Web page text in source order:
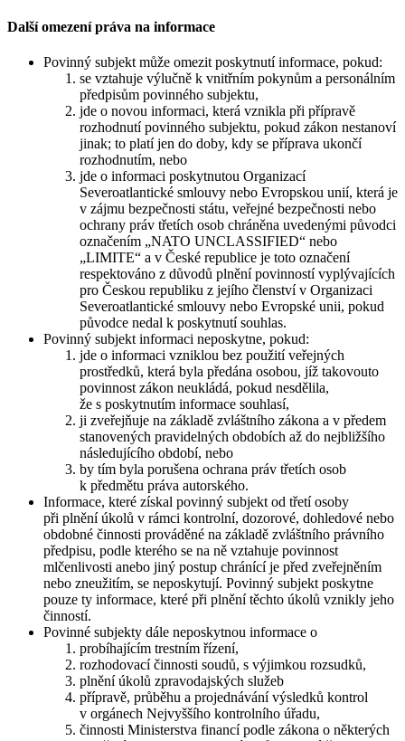
Další omezení práva na informace
Povinný subjekt může omezit poskytnutí informace, pokud:
se vztahuje výlučně k vnitřním pokynům a personálním
předpisům povinného subjektu,
jde o novou informaci, která vznikla při přípravě
rozhodnutí povinného subjektu, pokud zákon nestanoví
jinak; to platí jen do doby, kdy se příprava ukončí
rozhodnutím, nebo
jde o informaci poskytnutou Organizací
Severoatlantické smlouvy nebo Evropskou unií, která je
v zájmu bezpečnosti státu, veřejné bezpečnosti nebo
ochrany práv třetích osob chráněna uvedenými původci
označením „NATO UNCLASSIFIED“ nebo
„LIMITE“ a v České republice je toto označení
respektováno z důvodů plnění povinností vyplývajících
pro Českou republiku z jejího členství v Organizaci
Severoatlantické smlouvy nebo Evropské unii, pokud
původce nedal k poskytnutí souhlas.
Povinný subjekt informaci neposkytne, pokud:
jde o informaci vzniklou bez použití veřejných
prostředků, která byla předána osobou, jíž takovouto
povinnost zákon neukládá, pokud nesdělila,
že s poskytnutím informace souhlasí,
ji zveřejňuje na základě zvláštního zákona a v předem
stanovených pravidelných obdobích až do nejbližšího
následujícího období, nebo
by tím byla porušena ochrana práv třetích osob
k předmětu práva autorského.
Informace, které získal povinný subjekt od třetí osoby
při plnění úkolů v rámci kontrolní, dozorové, dohledové nebo
obdobné činnosti prováděné na základě zvláštního právního
předpisu, podle kterého se na ně vztahuje povinnost
mlčenlivosti anebo jiný postup chránící je před zveřejněním
nebo zneužitím, se neposkytují. Povinný subjekt poskytne
pouze ty informace, které při plnění těchto úkolů vznikly jeho
činností.
Povinné subjekty dále neposkytnou informace o
probíhajícím trestním řízení,
rozhodovací činnosti soudů, s výjimkou rozsudků,
plnění úkolů zpravodajských služeb
přípravě, průběhu a projednávání výsledků kontrol
v orgánech Nejvyššího kontrolního úřadu,
činnosti Ministerstva financí podle zákona o některých